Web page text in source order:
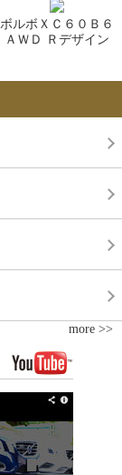
ボルボＸＣ６０Ｂ６
ＡＷＤ Ｒデザイン
more >>